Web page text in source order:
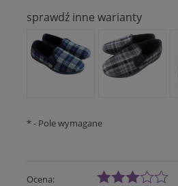
sprawdź inne warianty
*- Pole wymagane
Ocena: